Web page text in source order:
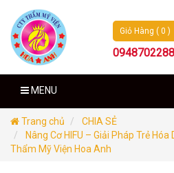
Giỏ Hàng ( 0 )
MENU
Trang chủ
CHIA SẺ
Nâng Cơ HIFU – Giải Pháp Trẻ
Thẩm Mỹ Viện Hoa Anh